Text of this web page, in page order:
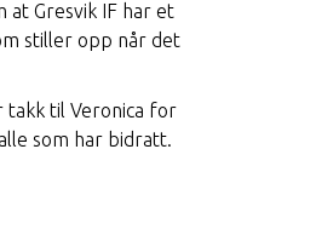
at Gresvik IF har et
stiller opp når det
til Veronica for
som har bidratt.